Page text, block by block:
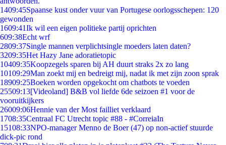
1409:45Spaanse kust onder vuur van Portugese oorlogsschepen: 120
gewonden
1609:41Ik wil een eigen politieke partij oprichten
609:38Echt wrf
2809:37Single mannen verplichtsingle moeders laten daten?
3209:35Het Hazy Jane adoratietopic
10409:35Koopzegels sparen bij AH duurt straks 2x zo lang
10109:29Man zoekt mij en bedreigt mij, nadat ik met zijn zoon sprak
18909:25Boeken worden opgekocht om chatbots te voeden
25509:13[Videoland] B&B vol liefde 6de seizoen #1 voor de
vooruitkijkers
26009:06Hennie van der Most failliet verklaard
1708:35Centraal FC Utrecht topic #88 - #CorreiaIn
15108:33NPO-manager Menno de Boer (47) op non-actief stuurde
dick-pic rond